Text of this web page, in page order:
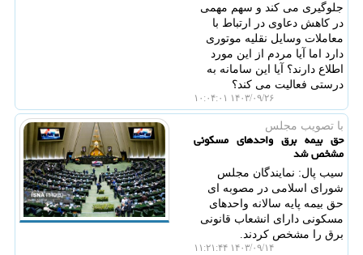
جلوگیری می کند و سهم مهمی
در کاهش دعاوی در ارتباط با
معاملات وسایل نقلیه موتوری
دارد اما آیا مردم از این مورد
اطلاع دارند؟ آیا این سامانه به
درستی فعالیت می کند؟
۱۴۰۳/۰۹/۲۶ ۱۰:۰۴:۰۱
با تصویب مجلس
حق بیمه برق واحدهای مسکونی
مشخص شد
سیب پال: نمایندگان مجلس
شورای اسلامی در مصوبه ای
حق بیمه پایه سالانه واحدهای
مسکونی دارای انشعاب قانونی
برق را مشخص کردند.
۱۴۰۳/۰۹/۱۴ ۱۱:۲۱:۴۴